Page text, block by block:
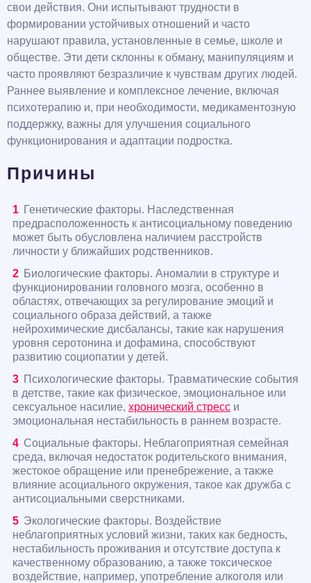
свои действия. Они испытывают трудности в
формировании устойчивых отношений и часто
нарушают правила, установленные в семье, школе и
обществе. Эти дети склонны к обману, манипуляциям и
часто проявляют безразличие к чувствам других людей.
Раннее выявление и комплексное лечение, включая
психотерапию и, при необходимости, медикаментозную
поддержку, важны для улучшения социального
функционирования и адаптации подростка.
Причины
Генетические факторы. Наследственная
предрасположенность к антисоциальному поведению
может быть обусловлена наличием расстройств
личности у ближайших родственников.
Биологические факторы. Аномалии в структуре и
функционировании головного мозга, особенно в
областях, отвечающих за регулирование эмоций и
социального образа действий, а также
нейрохимические дисбалансы, такие как нарушения
уровня серотонина и дофамина, способствуют
развитию социопатии у детей.
Психологические факторы. Травматические события
в детстве, такие как физическое, эмоциональное или
сексуальное насилие, хронический стресс и
эмоциональная нестабильность в раннем возрасте.
Социальные факторы. Неблагоприятная семейная
среда, включая недостаток родительского внимания,
жестокое обращение или пренебрежение, а также
влияние асоциального окружения, такое как дружба с
антисоциальными сверстниками.
Экологические факторы. Воздействие
неблагоприятных условий жизни, таких как бедность,
нестабильность проживания и отсутствие доступа к
качественному образованию, а также токсическое
воздействие, например, употребление алкоголя или